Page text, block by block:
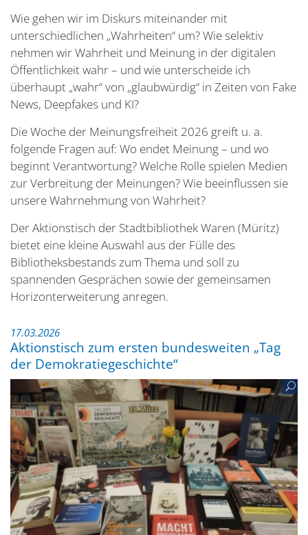
Wie gehen wir im Diskurs miteinander mit
unterschiedlichen „Wahrheiten“ um? Wie selektiv
nehmen wir Wahrheit und Meinung in der digitalen
Öffentlichkeit wahr – und wie unterscheide ich
überhaupt „wahr“ von „glaubwürdig“ in Zeiten von Fake
News, Deepfakes und KI?
Die Woche der Meinungsfreiheit 2026 greift u. a.
folgende Fragen auf: Wo endet Meinung – und wo
beginnt Verantwortung? Welche Rolle spielen Medien
zur Verbreitung der Meinungen? Wie beeinflussen sie
unsere Wahrnehmung von Wahrheit?
Der Aktionstisch der Stadtbibliothek Waren (Müritz)
bietet eine kleine Auswahl aus der Fülle des
Bibliotheksbestands zum Thema und soll zu
spannenden Gesprächen sowie der gemeinsamen
Horizonterweiterung anregen.
17.03.2026
Aktionstisch zum ersten bundesweiten „Tag
der Demokratiegeschichte“